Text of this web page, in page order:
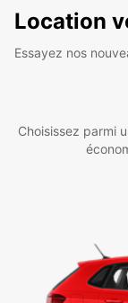
Location
Essayez nos
Choisissez parmi